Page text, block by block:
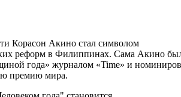
Корасон Акино стал символом
реформ в Филиппинах. Сама Акино
года» журналом «Time» и
премию мира.